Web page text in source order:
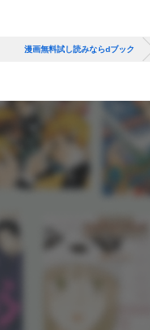
漫画無料試し読みならdブック